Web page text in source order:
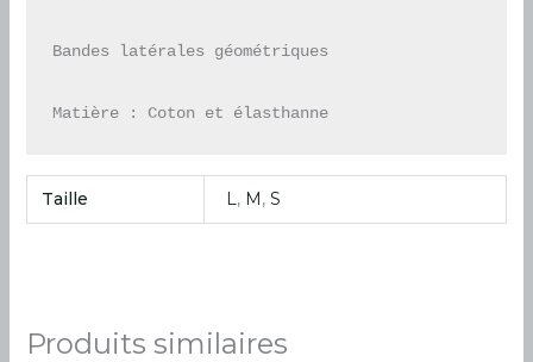
Bandes latérales géométriques
Matière : Coton et élasthanne
Taille L, M,S
Produits similaires